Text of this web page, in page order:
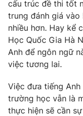
Tư vấn
Chuyên mục khác
Emagazine
Video
cấu trúc đề thi tốt
trung đánh giá vào
nhiều hơn. Hay kể
Học Quốc Gia Hà
Anh để ngôn ngữ
việc tương lai.
Việc đưa tiếng
trường học vẫn là
thực hiện sẽ cần